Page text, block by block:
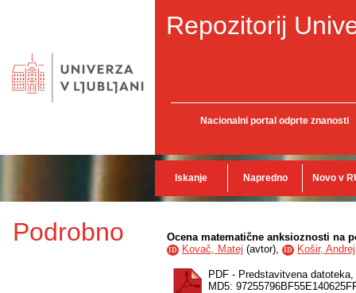
Repozitorij
Nacionalni portal odprte znanosti
Iskanje Napredno Novo v
Podrobno Ocena matematične anksioznosti na
ID Kovač, Matej (avtor), ID Košir, Andrej
PDF - Predstavitvena datoteka,
MD5: